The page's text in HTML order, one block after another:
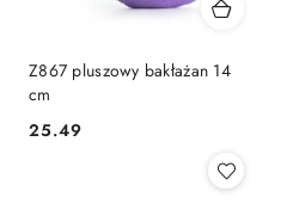
Z867 pluszowy bakłażan 14
cm
Cena:
25.49